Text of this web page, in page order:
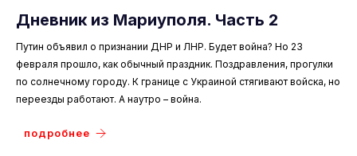
Дневник из Мариуполя. Часть 2
Путин объявил о признании ДНР и ЛНР. Будет война? Но 23
февраля прошло, как обычный праздник. Поздравления, прогулки
по солнечному городу. К границе с Украиной стягивают войска, но
переезды работают. А наутро – война.
подробнее